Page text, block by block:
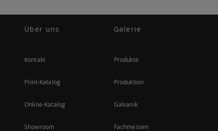
Über uns
Kontakt
Print-Katalog
Online-Katalog
Showroom
Galerie
Produkte
Produktion
Galvanik
Fachmessen